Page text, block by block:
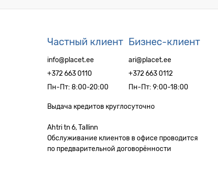
Частный клиент
info@placet.ee
+372 663 0110
Пн-Пт: 8:00-20:00
Бизнес-клиент
ari@placet.ee
+372 663 0112
Пн-Пт: 9:00-18:00
Выдача кредитов круглосуточно
Ahtri tn 6, Tallinn
Обслуживание клиентов в офисе проводится
по предварительной договорённости